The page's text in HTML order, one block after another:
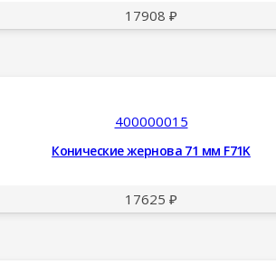
17908 ₽
400000015
Конические жернова 71 мм F71K
17625 ₽